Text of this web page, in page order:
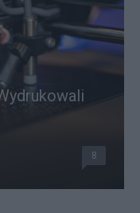
8